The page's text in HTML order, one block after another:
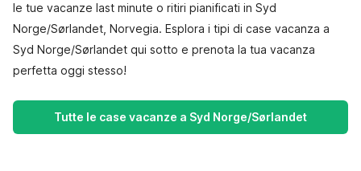
le tue vacanze last minute o ritiri pianificati in Syd
Norge/Sørlandet, Norvegia. Esplora i tipi di case vacanza a
Syd Norge/Sørlandet qui sotto e prenota la tua vacanza
perfetta oggi stesso!
Tutte le case vacanze a Syd Norge/Sørlandet